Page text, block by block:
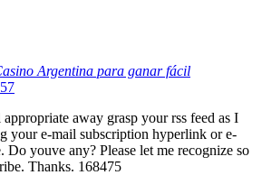
Argentina para ganar fácil
away grasp your rss feed as I
your e-mail subscription hyperlink or e-
Do youve any? Please let me recognize so
Thanks. 168475